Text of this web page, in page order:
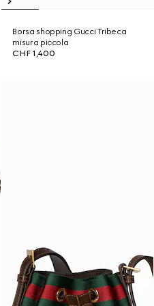
Borsa shopping Gucci Tribeca
misura piccola
CHF 1,400